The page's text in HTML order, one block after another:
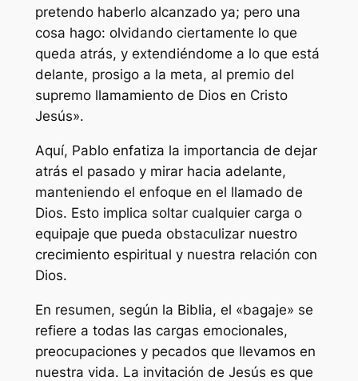
pretendo haberlo alcanzado ya; pero una
cosa hago: olvidando ciertamente lo que
queda atrás, y extendiéndome a lo que está
delante, prosigo a la meta, al premio del
supremo llamamiento de Dios en Cristo
Jesús».
Aquí, Pablo enfatiza la importancia de dejar
atrás el pasado y mirar hacia adelante,
manteniendo el enfoque en el llamado de
Dios. Esto implica soltar cualquier carga o
equipaje que pueda obstaculizar nuestro
crecimiento espiritual y nuestra relación con
Dios.
En resumen, según la Biblia, el «bagaje» se
refiere a todas las cargas emocionales,
preocupaciones y pecados que llevamos en
nuestra vida. La invitación de Jesús es que